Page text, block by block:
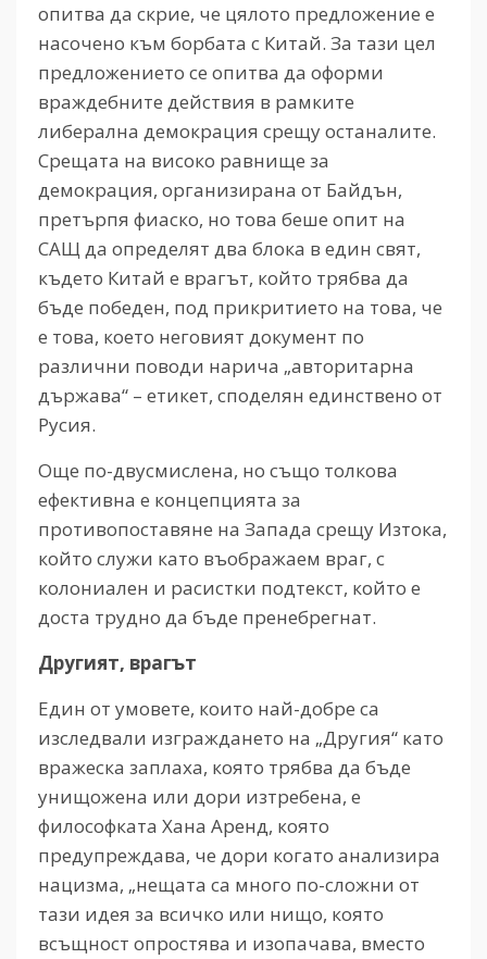
опитва да скрие, че цялото предложение е
насочено към борбата с Китай. За тази цел
предложението се опитва да оформи
враждебните действия в рамките
либерална демокрация срещу останалите.
Срещата на високо равнище за
демокрация, организирана от Байдън,
претърпя фиаско, но това беше опит на
САЩ да определят два блока в един свят,
където Китай е врагът, който трябва да
бъде победен, под прикритието на това, че
е това, което неговият документ по
различни поводи нарича „авторитарна
държава“ – етикет, споделян единствено от
Русия.
Още по-двусмислена, но също толкова
ефективна е концепцията за
противопоставяне на Запада срещу Изтока,
който служи като въображаем враг, с
колониален и расистки подтекст, който е
доста трудно да бъде пренебрегнат.
Другият, врагът
Един от умовете, които най-добре са
изследвали изграждането на „Другия“ като
вражеска заплаха, която трябва да бъде
унищожена или дори изтребена, е
философката Хана Аренд, която
предупреждава, че дори когато анализира
нацизма, „нещата са много по-сложни от
тази идея за всичко или нищо, която
всъщност опростява и изопачава, вместо